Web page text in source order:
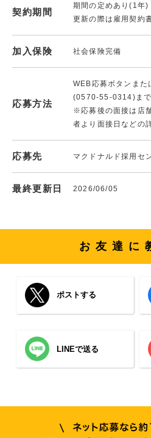
契約期間
期間の定めあり(1年)
更新の際は雇用契約
加入保険 社会保険完備
応募方法
WEB応募ボタンまた
(0570-55-0314)まで
※応募後の面接は店
者より面接日などの
応募先 マクドナルド採用セ
最終更新日 2026/06/05
お友達に
ポストする
LINEで送る